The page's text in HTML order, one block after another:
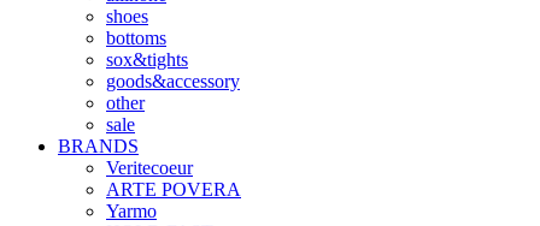
shoes
bottoms
sox&tights
goods&accessory
other
sale
BRANDS
Veritecoeur
ARTE POVERA
Yarmo